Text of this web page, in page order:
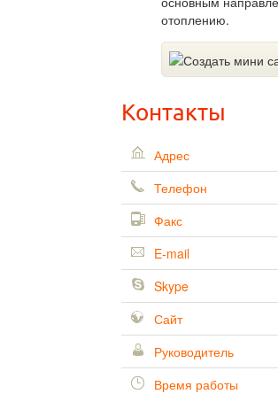
отоплению.
Контакты
Адрес
Телефон
Факс
E-mail
Skype
Сайт
Руководитель
Время работы